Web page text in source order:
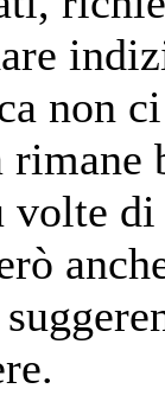
non
rimane
di